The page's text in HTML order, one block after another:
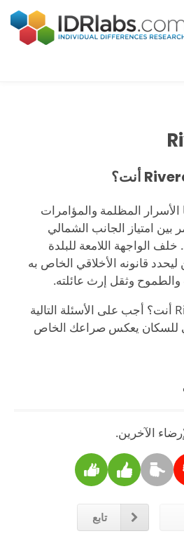
المظلمة والمؤامرات
امتياز الجانب الشمالي
الواجهة اللامعة للبلدة
قانونه الأخلاقي الخاص به
والطموح وثقل إرث عائلته.
أي شخصية من Riverdale أنت؟ أجب على الأسئلة التالية
للسكان يعكس صراعك الخاص
الآخرين.
تابع